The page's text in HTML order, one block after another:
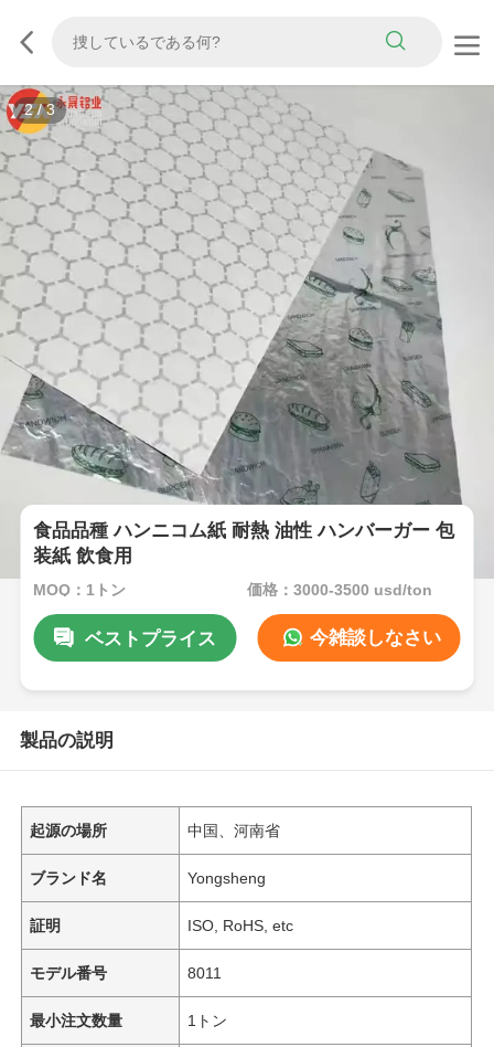
3/3
食品品種 ハンニコム紙 耐熱 油性 ハンバーガー 包
装紙 飲食用
MOQ：1トン 価格：3000-3500 usd/ton
ベストプライス 今雑談しなさい
製品の説明
起源の場所 中国、河南省
ブランド名 Yongsheng
証明 ISO, RoHS, etc
モデル番号 8011
最小注文数量 1トン